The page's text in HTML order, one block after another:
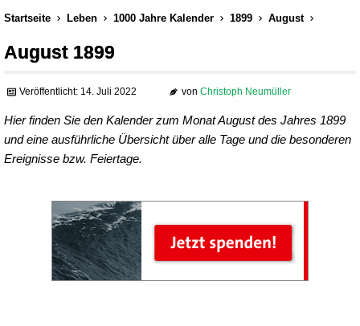
Startseite Leben 1000 Jahre Kalender 1899 August
August 1899
Veröffentlicht: 14. Juli 2022 von Christoph Neumüller
Hier finden Sie den Kalender zum Monat August des Jahres 1899
und eine ausführliche Übersicht über alle Tage und die besonderen
Ereignisse bzw. Feiertage.